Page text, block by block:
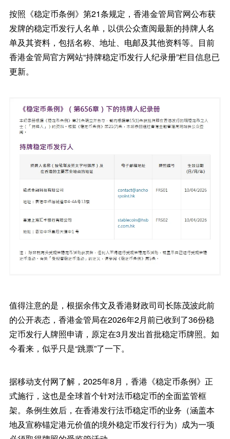
按照《稳定币条例》第21条规定，香港金管局官网公布获
发牌的稳定币发行人名单，以供公众查阅最新的持牌人名
单及其资料，包括名称、地址、电邮及其他资料等。目前
香港金管局官方网站“持牌稳定币发行人纪录册”栏目信息已
更新。
值得注意的是，根据余伟文及香港财政司司长陈茂波此前
的公开表态，香港金管局在2026年2月前已收到了36份稳
定币发行人牌照申请，原定在3月发出首批稳定币牌照。如
今看来，似乎只是“跳票”了一下。
据移动支付网了解，2025年8月，香港《稳定币条例》正
式施行，这也是全球首个针对法币稳定币的全面监管框
架。条例生效后，在香港发行法币稳定币的业务（涵盖本
地及宣称锚定港元价值的境外稳定币发行行为）成为一项